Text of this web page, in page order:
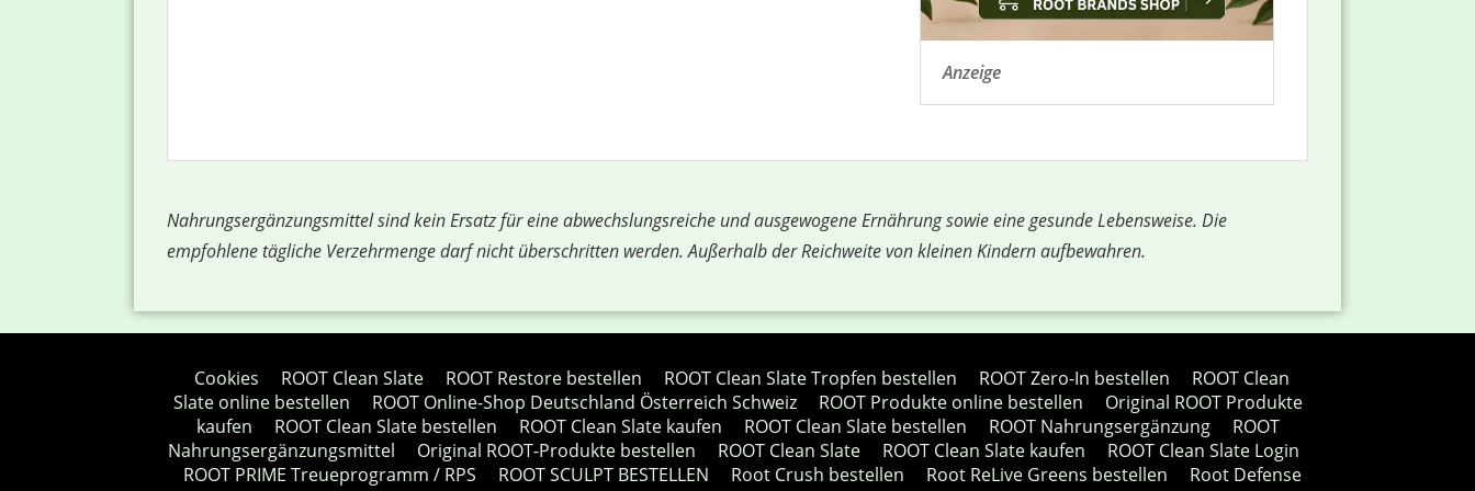
Anzeige
Nahrungsergänzungsmittel sind kein Ersatz für eine abwechslungsreiche und ausgewogene Ernährung sowie eine gesunde Lebensweise. Die
empfohlene tägliche Verzehrmenge darf nicht überschritten werden. Außerhalb der Reichweite von kleinen Kindern aufbewahren.
Cookies ROOT Clean Slate ROOT Restore bestellen ROOT Clean Slate Tropfen bestellen ROOT Zero-In bestellen
ROOT Clean
Slate online bestellen
ROOT Online-Shop Deutschland Österreich Schweiz ROOT Produkte online bestellen
Original ROOT Produkte
kaufen
ROOT Clean Slate bestellen ROOT Clean Slate kaufen ROOT Clean Slate bestellen ROOT Nahrungsergänzung
ROOT
Nahrungsergänzungsmittel
Original ROOT-Produkte bestellen ROOT Clean Slate ROOT Clean Slate kaufen
ROOT Clean Slate Login
ROOT PRIME Treueprogramm / RPS
ROOT SCULPT BESTELLEN Root Crush bestellen Root ReLive Greens bestellen
Root Defense